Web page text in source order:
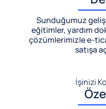
Sunduğumuz
eğitimler, yardım
çözümlerimizlee-
satışa
İşinizi